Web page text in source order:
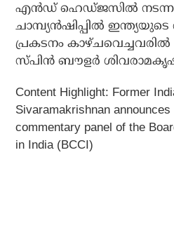
എന്‍ഡ് ഹെഡ്ജസില്‍
ചാമ്പ്യന്‍ഷിപ്പില്‍
പ്രകടനം കാഴ്ചവെച്ചവരില്‍
സ്പിന്‍ ബൗളര്‍
Content Highlight: Former
Sivaramakrishnan
commentary panel of the
in India (BCCI)